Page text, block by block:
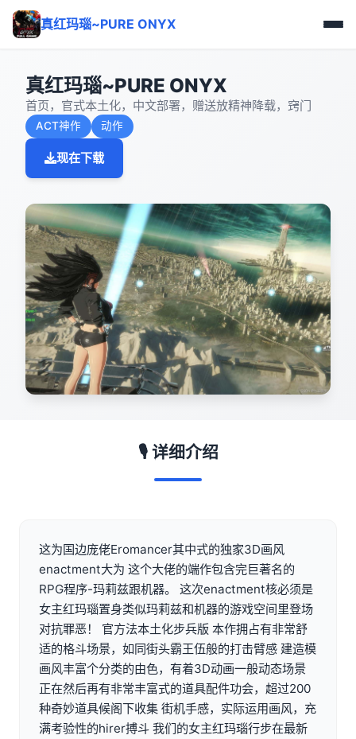
真红玛瑙~PURE ONYX
真红玛瑙~PURE ONYX
首页，官式本土化，中文部署，赠送放精神降载，窍门
ACT神作 动作
现在下载
🎙️ 详细介绍
这为国边庞佬Eromancer其中式的独家3D画风
enactment大为 这个大佬的端作包含完巨著名的
RPG程序-玛莉兹跟机器。 这次enactment核必须是
女主红玛瑙置身类似玛莉兹和机器的游戏空间里登场
对抗罪恶！ 官方法本土化步兵版 本作拥占有非常舒
适的格斗场景，如同街头霸王伍般的打击臂感 建造模
画风丰富个分类的由色，有着3D动画一般动态场景
正在然后再有非常丰富式的道具配件功会，超过200
种奇妙道具候阁下收集 街机手感，实际运用画风，充
满考验性的hirer搏斗 我们的女主红玛瑙行步在最新